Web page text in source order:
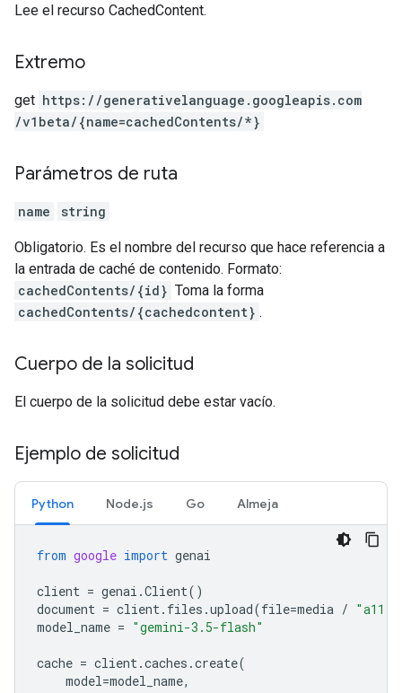
Lee el recurso CachedContent.
Extremo
get https: / /generativelanguage.googleapis.com
/v1beta/{name=cachedContents/*}
Parámetros de ruta
name string
Obligatorio. Es el nombre del recurso que hace referencia a
la entrada de caché de contenido. Formato:
cachedContents/{id} Toma la forma
cachedContents/{cachedcontent} .
Cuerpo de la solicitud
El cuerpo de la solicitud debe estar vacío.
Ejemplo de solicitud
Python Node.js Go Almeja
from google import genai
client = genai .Client()
document = client. files .upload(file=media /
model_name = "gemini-3.5-flash"
cache = client.caches .create(
model=model_name,